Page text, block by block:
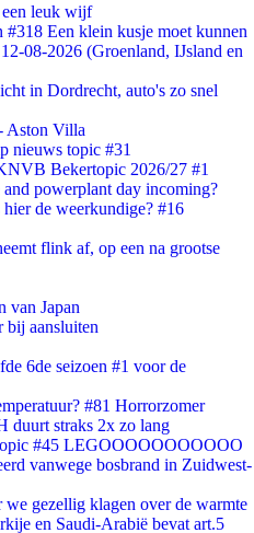
leuk wijf
Een klein kusje moet kunnen
08-2026 (Groenland, IJsland en
in Dordrecht, auto's zo snel
Aston Villa
nieuws topic #31
Bekertopic 2026/27 #1
powerplant day incoming?
de weerkundige? #16
flink af, op een na grootse
van Japan
bij aansluiten
6de seizoen #1 voor de
#81 Horrorzomer
duurt straks 2x zo lang
#45 LEGOOOOOOOOOOO
vanwege bosbrand in Zuidwest-
gezellig klagen over de warmte
en Saudi-Arabië bevat art.5